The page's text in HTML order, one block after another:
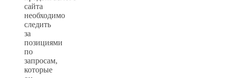
сайта
необходимо
следить
за
позициями
по
запросам,
которые